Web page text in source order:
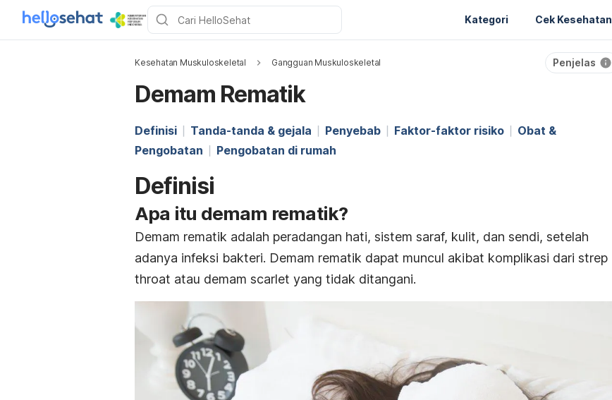
Kategori Cek Kesehatan
Kesehatan Muskuloskeletal Gangguan Muskuloskeletal Penjelas
Demam Rematik
Definisi Tanda-tanda & gejala Penyebab Faktor-faktor risiko
Obat &
Pengobatan
Pengobatan di rumah
Definisi
Apa itu demam rematik?
Demam rematik adalah peradangan hati, sistem saraf, kulit, dan sendi, setelah
adanya infeksi bakteri. Demam rematik dapat muncul akibat komplikasi dari strep
throat atau demam scarlet yang tidak ditangani.